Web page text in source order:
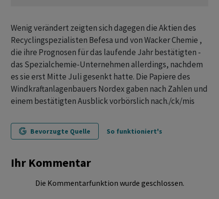
Wenig verändert zeigten sich dagegen die Aktien des
Recyclingspezialisten Befesa und von Wacker Chemie ,
die ihre Prognosen für das laufende Jahr bestätigten -
das Spezialchemie-Unternehmen allerdings, nachdem
es sie erst Mitte Juli gesenkt hatte. Die Papiere des
Windkraftanlagenbauers Nordex gaben nach Zahlen und
einem bestätigten Ausblick vorbörslich nach./ck/mis
Bevorzugte Quelle So funktioniert's
Ihr Kommentar
Die Kommentarfunktion wurde geschlossen.